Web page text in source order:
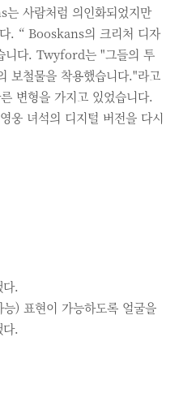
사람처럼 의인화되었지만
. “ Booskans의 크리처 디자
니다. Twyford는 "그들의 투
보철물을 착용했습니다."라고
변형을 가지고 있었습니다.
웅 녀석의 디지털 버전을 다시
.
) 표현이 가능하도록 얼굴을
.